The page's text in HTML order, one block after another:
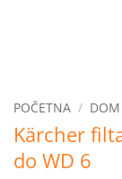
POČETNA / DOM
Kärcher
do WD 6